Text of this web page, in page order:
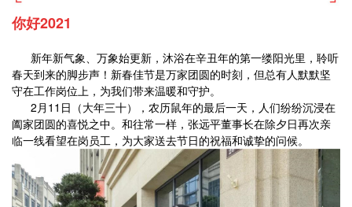
你好2021
新年新气象、万象始更新，沐浴在辛丑年的第一缕阳光里，聆听
春天到来的脚步声！新春佳节是万家团圆的时刻，但总有人默默坚
守在工作岗位上，为我们带来温暖和守护。
2月11日（大年三十），农历鼠年的最后一天，人们纷纷沉浸在
阖家团圆的喜悦之中。和往常一样，张远平董事长在除夕日再次亲
临一线看望在岗员工，为大家送去节日的祝福和诚挚的问候。